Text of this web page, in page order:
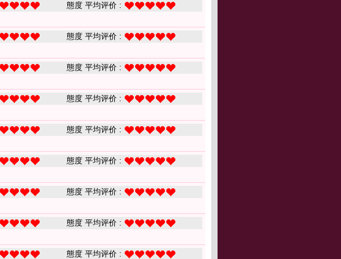
態度 平均评价 :
態度 平均评价 :
態度 平均评价 :
態度 平均评价 :
態度 平均评价 :
態度 平均评价 :
態度 平均评价 :
態度 平均评价 :
態度 平均评价 :